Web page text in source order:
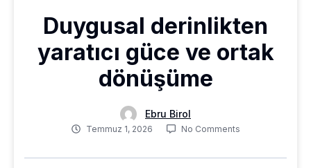
Duygusal derinlikten
yaratıcı güce ve ortak
dönüşüme
Ebru Birol
Temmuz 1, 2026 No Comments